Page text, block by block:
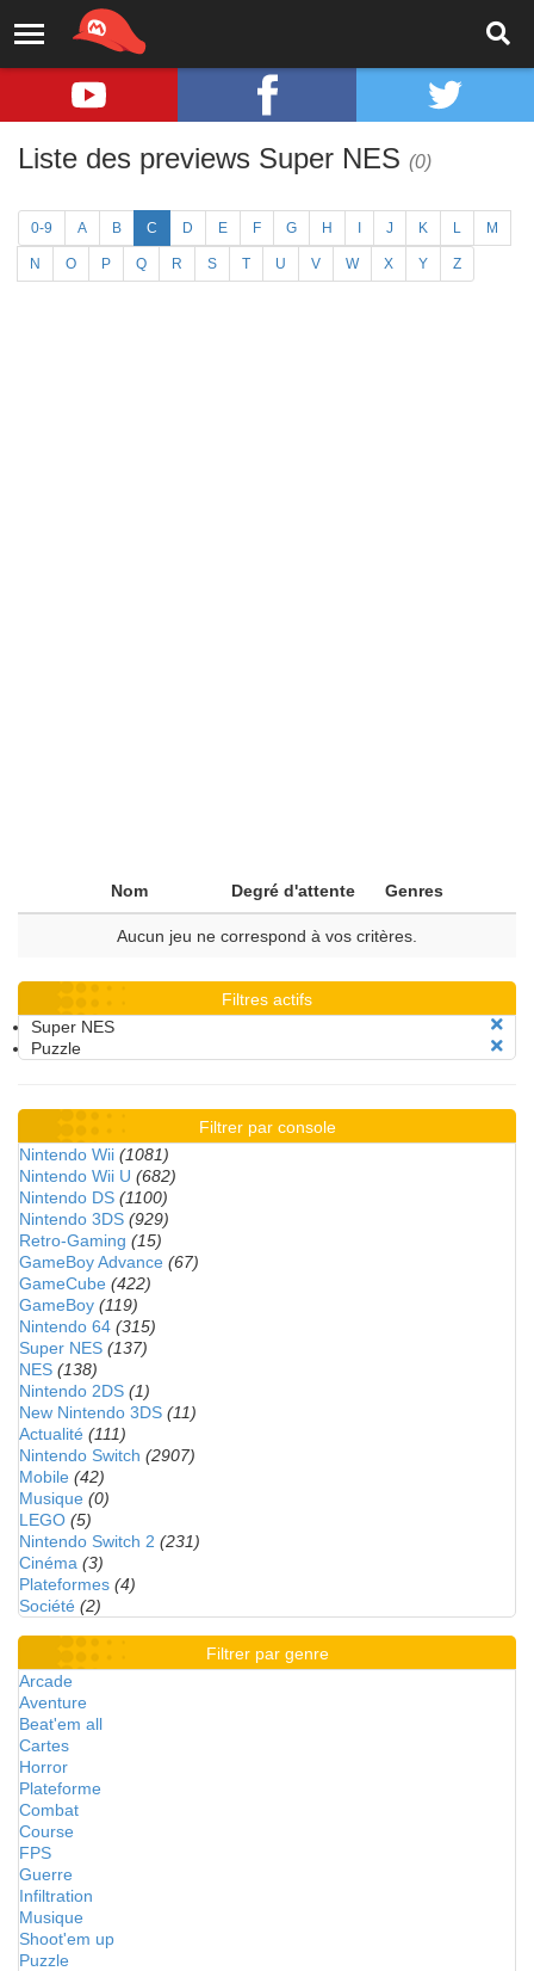
Liste des previews Super NES (0)
0-9 A B C D E F G H J K L M
N O P Q R S T U V W X Y Z
Nom Degré d'attente Genres
Aucun jeu ne correspond à vos critères.
Filtres actifs
Super NES
Puzzle
Filtrer par console
Nintendo Wii (1081)
Nintendo Wii U (682)
Nintendo DS (1100)
Nintendo 3DS (929)
Retro-Gaming (15)
GameBoy Advance (67)
GameCube (422)
GameBoy (119)
Nintendo 64 (315)
Super NES (137)
NES (138)
Nintendo 2DS (1)
New Nintendo 3DS (11)
Actualité (111)
Nintendo Switch (2907)
Mobile (42)
Musique (0)
LEGO (5)
Nintendo Switch 2 (231)
Cinéma (3)
Plateformes (4)
Société (2)
Filtrer par genre
Arcade
Aventure
Beat'em all
Cartes
Horror
Plateforme
Combat
Course
FPS
Guerre
Infiltration
Musique
Shoot'em up
Puzzle